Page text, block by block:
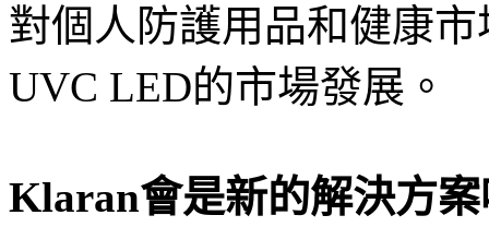
對個人防護用品和健康
UVC LED的市場發展。
Klaran會是新的解決方案